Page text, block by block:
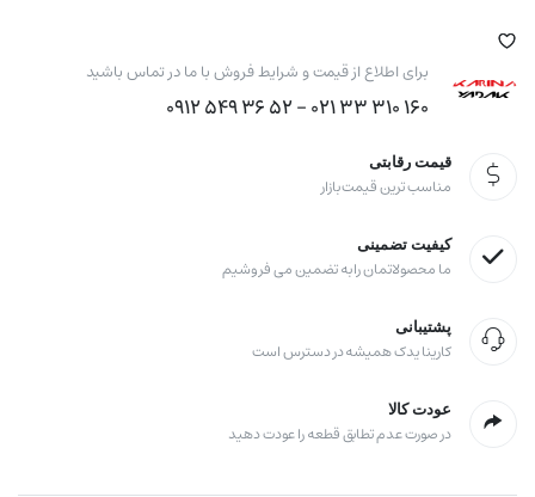
برای اطلاع از قیمت و شرایط فروش با ما در تماس باشید
160 310 33 021 - 52 36 549 0912
قیمت رقابتی
مناسب ترین قیمت بازار
کیفیت تضمینی
ما محصولاتمان را به تضمین می فروشیم
پشتیبانی
کارینا یدک همیشه در دسترس است
عودت کالا
در صورت عدم تطابق قطعه را عودت دهید